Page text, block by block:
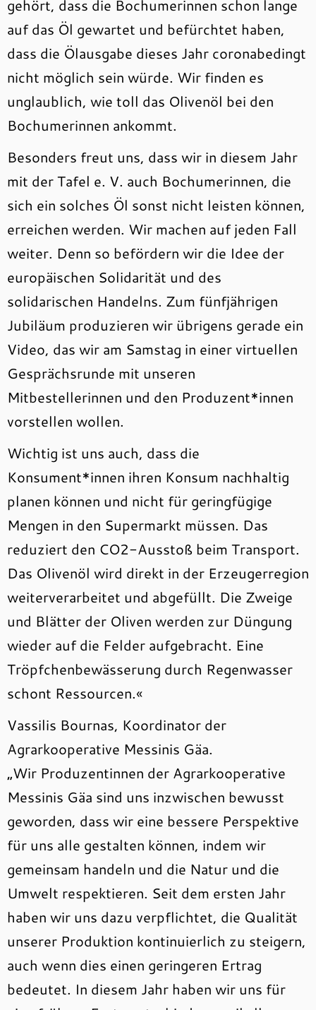
gehört, dass die Bochumerinnen schon lange
auf das Öl gewartet und befürchtet haben,
dass die Ölausgabe dieses Jahr coronabedingt
nicht möglich sein würde. Wir finden es
unglaublich, wie toll das Olivenöl bei den
Bochumerinnen ankommt.
Besonders freut uns, dass wir in diesem Jahr
mit der Tafel e. V. auch Bochumerinnen, die
sich ein solches Öl sonst nicht leisten können,
erreichen werden. Wir machen auf jeden Fall
weiter. Denn so befördern wir die Idee der
europäischen Solidarität und des
solidarischen Handelns. Zum fünfjährigen
Jubiläum produzieren wir übrigens gerade ein
Video, das wir am Samstag in einer virtuellen
Gesprächsrunde mit unseren
Mitbestellerinnen und den Produzent*innen
vorstellen wollen.
Wichtig ist uns auch, dass die
Konsument*innen ihren Konsum nachhaltig
planen können und nicht für geringfügige
Mengen in den Supermarkt müssen. Das
reduziert den CO2-Ausstoß beim Transport.
Das Olivenöl wird direkt in der Erzeugerregion
weiterverarbeitet und abgefüllt. Die Zweige
und Blätter der Oliven werden zur Düngung
wieder auf die Felder aufgebracht. Eine
Tröpfchenbewässerung durch Regenwasser
schont Ressourcen.«
Vassilis Bournas, Koordinator der
Agrarkooperative Messinis Gäa.
„Wir Produzentinnen der Agrarkooperative
Messinis Gäa sind uns inzwischen bewusst
geworden, dass wir eine bessere Perspektive
für uns alle gestalten können, indem wir
gemeinsam handeln und die Natur und die
Umwelt respektieren. Seit dem ersten Jahr
haben wir uns dazu verpflichtet, die Qualität
unserer Produktion kontinuierlich zu steigern,
auch wenn dies einen geringeren Ertrag
bedeutet. In diesem Jahr haben wir uns für